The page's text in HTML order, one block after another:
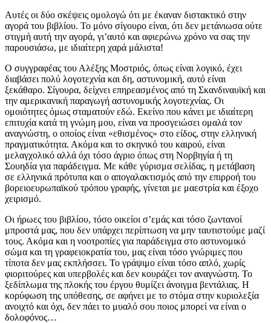
Αυτές οι δύο σκέψεις ομολογώ ότι με έκαναν διστακτικό στην
αγορά του βιβλίου. Το μόνο σίγουρο είναι, ότι δεν μετάνιωσα ούτε
στιγμή αυτή την αγορά, γι’αυτό και αφιερώνω χρόνο να σας την
παρουσιάσω, με ιδιαίτερη χαρά μάλιστα!
Ο συγγραφέας του Αλέξης Μοστριός, όπως είναι λογικό, έχει
διαβάσει πολύ λογοτεχνία και δη, αστυνομική, αυτό είναι
ξεκάθαρο. Σίγουρα, δείχνει επηρεασμένος από τη Σκανδιναυϊκή και
την αμερικανική παραγωγή αστυνομικής λογοτεχνίας. Οι
ομοιότητες όμως σταματούν εδώ. Εκείνο που κάνει με ιδιαίτερη
επιτυχία κατά τη γνώμη μου, είναι να προσγειώσει ομαλά τον
αναγνώστη, ο οποίος είναι «εθισμένος» στο είδος, στην ελληνική
πραγματικότητα. Ακόμα και το σκηνικό του καιρού, είναι
μελαγχολικό αλλά όχι τόσο άγριο όπως στη Νορβηγία ή τη
Σουηδία για παράδειγμα. Με κάθε γύρισμα σελίδας, η μετάβαση
σε ελληνικά πρότυπα και ο απογαλακτισμός από την επιρροή του
βορειοευρωπαϊκού τρόπου γραφής, γίνεται με μαεστρία και έξοχο
χειρισμό.
Οι ήρωες του βιβλίου, τόσο οικείοι σ’εμάς και τόσο ζωντανοί
μπροστά μας, που δεν υπάρχει περίπτωση να μην ταυτιστούμε μαζί
τους. Ακόμα και η νοοτροπίες για παράδειγμα στο αστυνομικό
σώμα και τη γραφειοκρατία του, μας είναι τόσο γνώριμες που
τίποτα δεν μας εκπλήσσει. Το γράψιμο είναι τόσο απλό, χωρίς
φιοριτούρες και υπερβολές και δεν κουράζει τον αναγνώστη. Το
ξεδίπλωμα της πλοκής του έργου θυμίζει άνοιγμα βεντάλιας. Η
κορύφωση της υπόθεσης, σε αφήνει με το στόμα στην κυριολεξία
ανοιχτό και όχι, δεν πάει το μυαλό σου ποιος μπορεί να είναι ο
δολοφόνος…